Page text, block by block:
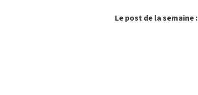
Le post de la semaine :